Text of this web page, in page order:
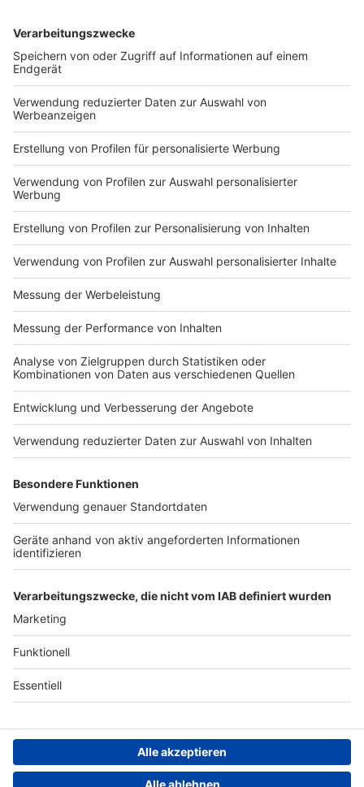
DEINE GEMERKTEN ARTIKEL
Du hast dir noch keine Artikel gemerkt
Markiere sie hierfür mit einem
Impressum
Nutzungsbedingungen
Jobs
Presse
Werben
Archiv
ANTENNE BAYERN GROUP
Stiftung ANTENNE BAYERN
hilft
Teilnahmebedingungen
Grounding Page ANTENNE
BAYERN
Kontakt
Studio-Hotline
Verkehrs-Hotline
Datenschutz­erklärung
einstellungen
Persönliche Datenkontrolle
Newsletter